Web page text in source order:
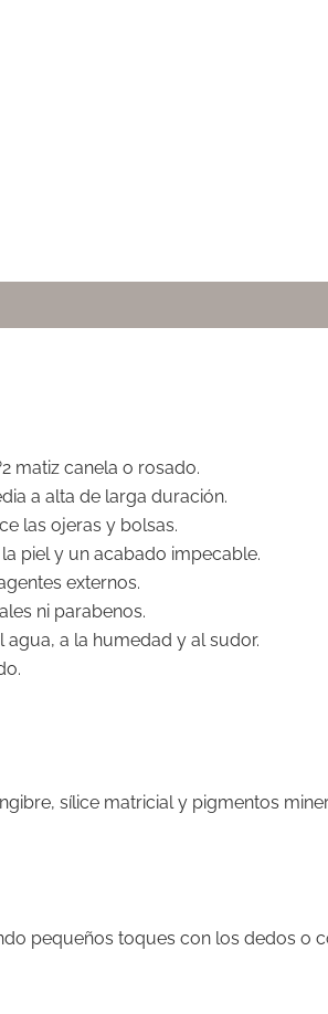
matiz canela o rosado.
a alta de larga duración.
las ojeras y bolsas.
piel y un acabado impecable.
externos.
ni parabenos.
a la humedad y al sudor.
sílice matricial y pigmentos
pequeños toques con los dedos o